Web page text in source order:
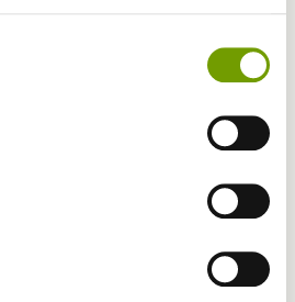
- Vælg den rigtige race!